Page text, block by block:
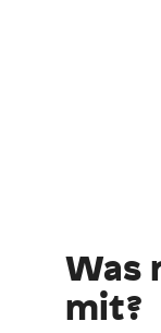
Was
mit?